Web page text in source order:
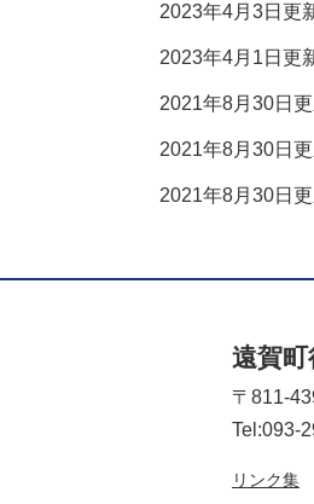
2023年4月3日更
2023年4月1日更
2021年8月30日
2021年8月30日
2021年8月30日
遠賀町
〒811-
Tel:093-
リンク集